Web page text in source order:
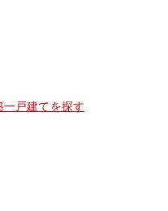
戸建てを探す